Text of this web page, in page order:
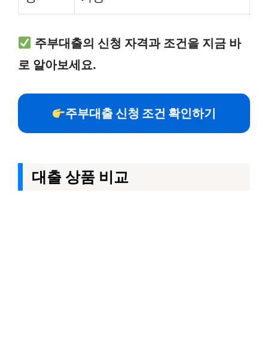
주부대출의 신청 자격과 조건을 지금 바
로 알아보세요.
주부대출 신청 조건 확인하기
대출 상품 비교